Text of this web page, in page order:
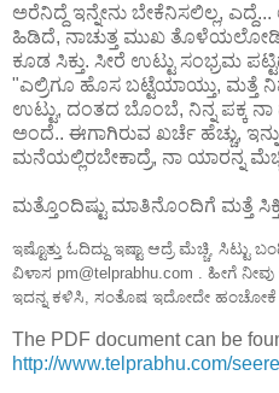
ಅರೆನಿದ್ದೆ ಇನ್ನೇನು ಬೇಕೆನಿಸಲಿಲ್ಲ,
ಹಿಡಿದೆ, ನಾಚುತ್ತ ಮುಖ
ಕೂಡ ಸಿಕ್ತು. ಸೀರೆ ಉಟ್ಟು ಸಂಭ್ರಮ
"ಎಲ್ರಿಗೂ ಹೊಸ ಬಟ್ಟೆಯಾಯ್ತು, ಮತ್ತೆ
ಉಟ್ಟು, ದಂತದ ಬೊಂಬೆ, ನಿನ್ನ ಪಕ್ಕ
ಅಂದೆ.. ಈಗಾಗಿರುವ ಖರ್ಚೆ ಹೆಚ್ಚು,
ಮನೆಯಲ್ಲಿರಬೇಕಾದ್ರೆ, ನಾ ಯಾರನ್ನ
ಮತ್ತೊಂದಿಷ್ಟು ಮಾತಿನೊಂದಿಗೆ ಮತ್ತೆ
ಇಷ್ಟೊತ್ತು ಓದಿದ್ದು ಇಷ್ಟಾ ಆದ್ರೆ ಮೆಚ್ಚಿ, ಸಿಟ್ಟು
ವಿಳಾಸ pm@telprabhu.com . ಹೀಗೆ
ಇದನ್ನ ಕಳಿಸಿ, ಸಂತೊಷ ಇದೋದೇ ಹಂಚೋಕೆ
The PDF document can be
http://www.telprabhu.com/